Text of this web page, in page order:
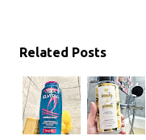
Related Posts